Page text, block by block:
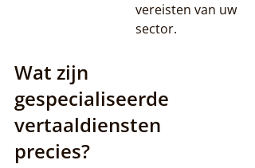
vereisten van uw
sector.
Wat zijn
gespecialiseerde
vertaaldiensten
precies?